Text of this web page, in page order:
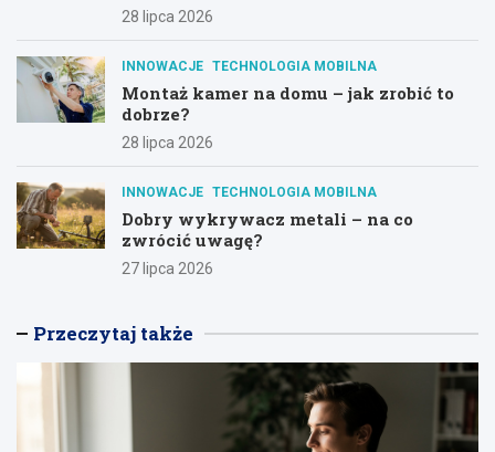
28 lipca 2026
INNOWACJE TECHNOLOGIA MOBILNA
Montaż kamer na domu – jak zrobić to
dobrze?
28 lipca 2026
INNOWACJE TECHNOLOGIA MOBILNA
Dobry wykrywacz metali – na co
zwrócić uwagę?
27 lipca 2026
Przeczytaj także